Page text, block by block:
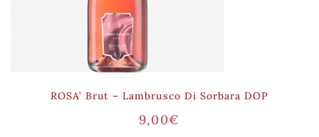
ROSA’ Brut – Lambrusco Di Sorbara DOP
9,00€